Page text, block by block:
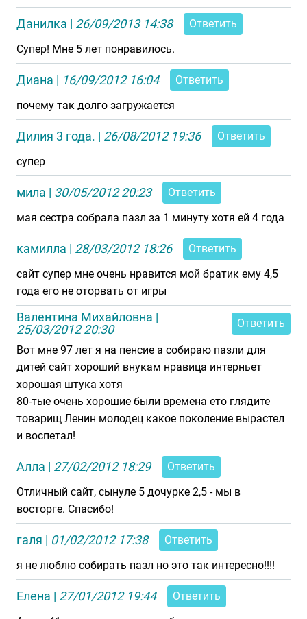
Данилка | 26/09/2013 14:38
Ответить
Супер! Мне 5 лет понравилось.
Диана | 16/09/2012 16:04
Ответить
почему так долго загружается
Дилия 3 года. | 26/08/2012 19:36
Ответить
супер
мила | 30/05/2012 20:23
Ответить
мая сестра собрала пазл за 1 минуту хотя ей 4 года
камилла | 28/03/2012 18:26
Ответить
сайт супер мне очень нравится мой братик ему 4,5
года его не оторвать от игры
Валентина Михайловна |
25/03/2012 20:30
Ответить
Вот мне 97 лет я на пенсие а собираю пазли для
дитей сайт хороший внукам нравица интерньет
хорошая штука хотя
80-тые очень хорошие были времена ето глядите
товарищ Ленин молодец какое поколение вырастел
и воспетал!
Алла | 27/02/2012 18:29
Ответить
Отличный сайт, сынуле 5 дочурке 2,5 - мы в
восторге. Спасибо!
галя | 01/02/2012 17:38
Ответить
я не люблю собирать пазл но это так интересно!!!!
Елена | 27/01/2012 19:44
Ответить